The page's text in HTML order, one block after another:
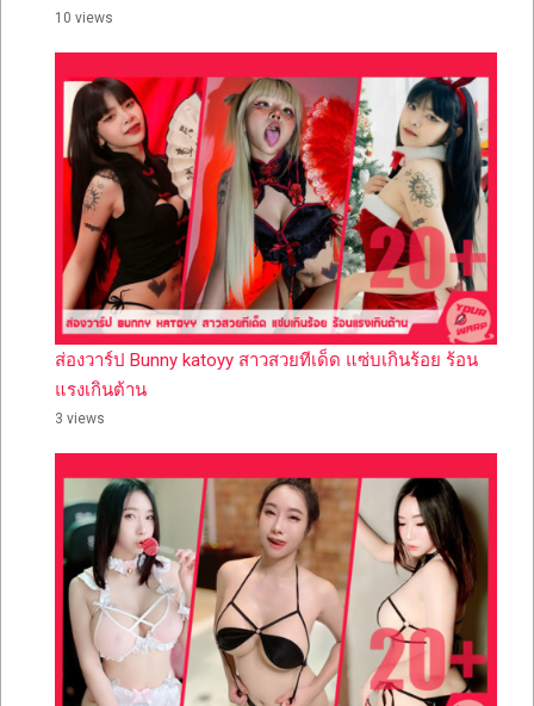
10 views
ส่องวาร์ป Bunny katoyy สาวสวยทีเด็ด แซ่บเกินร้อย ร้อน
แรงเกินต้าน
3 views